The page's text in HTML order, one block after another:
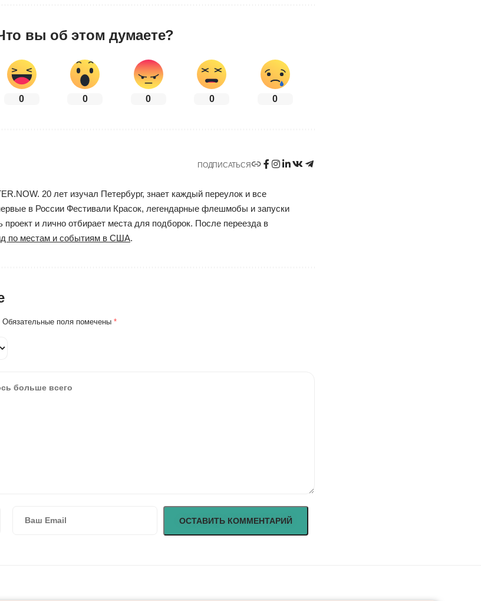
вы об этом думаете?
0 0 0 0 0
ПОДПИСАТЬСЯ
20 лет изучал Петербург, знает каждый переулок и все
в России Фестивали Красок, легендарные флешмобы и запуски
и лично отбирает места для подборок. После переезда в
по местам и событиям в США.
Обязательные поля помечены *